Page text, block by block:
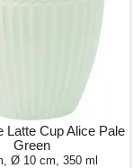
Latte Cup Alice Pale
Green
Ø 10 cm, 350 ml